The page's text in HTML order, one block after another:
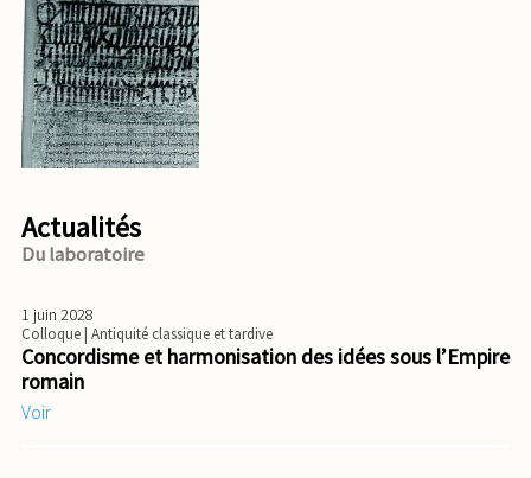
Actualités
Du laboratoire
1 juin 2028
Colloque| Antiquité classique et tardive
Concordisme et harmonisation des idées sous l’Empire
romain
Voir